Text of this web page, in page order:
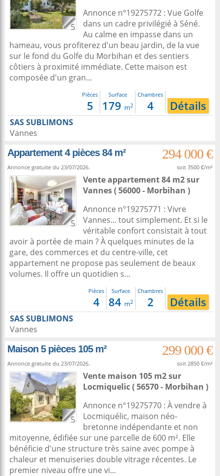
5
Annonce n°19275772 : Vue Golfe
dans un cadre privilégié à Séné.
Au calme en impasse dans un
hameau, vous profiterez d'un beau jardin, de la vue
sur le fond du Golfe du Morbihan et des sentiers
côtiers à proximité immédiate. Cette maison est
composée d'un gran...
Pièces
5
Surface
179 m2
Chambres
4 Détails
SAS SUBLIMONS
Vannes
Appartement 4 pièces 84 m²
294 000 €
Annonce gratuite du 23/07/2026. soit 3500 €/m²
5
Vente appartement 84 m2sur
Vannes( 56000 - Morbihan )
Annonce n°19275771 : Vivre
Vannes... tout simplement. Et si le
véritable confort consistait à tout
avoir à portée de main ? À quelques minutes de la
gare, des commerces et du centre-ville, cet
appartement ne propose pas seulement de beaux
volumes. Il offre un quotidien s...
Pièces
4
Surface
84 m2
Chambres
2 Détails
SAS SUBLIMONS
Vannes
Maison 5 pièces 105 m²
299 000 €
Annonce gratuite du 23/07/2026. soit 2850 €/m²
5
Vente maison 105 m2sur
Locmiquelic( 56570 - Morbihan )
Annonce n°19275770 : À vendre à
Locmiquélic, maison néo-
bretonne indépendante et non
mitoyenne, édifiée sur une parcelle de 600 m². Elle
bénéficie d'une structure très saine avec pompe à
chaleur et menuiseries double vitrage récentes. Le
premier niveau offre une vi...